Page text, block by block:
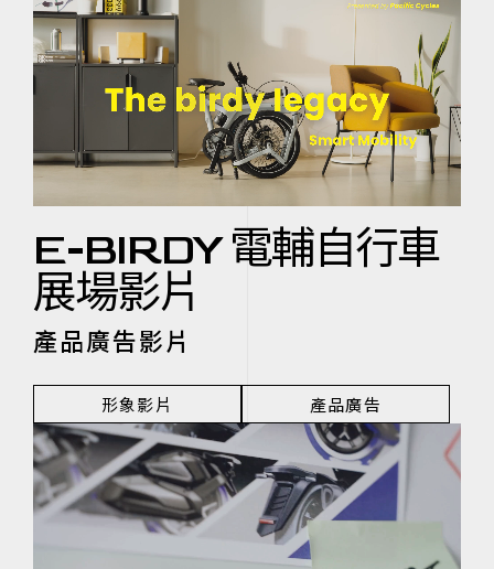
E-BIRDY 電輔自行車
展場影片
產品廣告影片
形象影片 產品廣告